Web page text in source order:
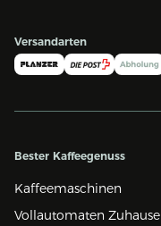
Versandarten
Bester Kaffeegenuss
Kaffeemaschinen
Vollautomaten Zuhause